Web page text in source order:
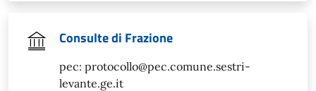
Consulte di Frazione
pec: protocollo@pec.comune.sestri-
levante.ge.it